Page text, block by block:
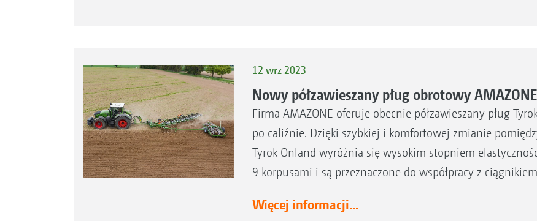
12 wrz 2023
Nowy półzawieszany pług obrotowy
Firma AMAZONE oferuje obecnie półzawieszany pług
po caliźnie. Dzięki szybkiej i komfortowej zmianie
Tyrok Onland wyróżnia się wysokim stopniem
9 korpusami i są przeznaczone do współpracy z
Więcej informacji...